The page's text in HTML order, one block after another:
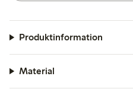
Produktinformation
Material